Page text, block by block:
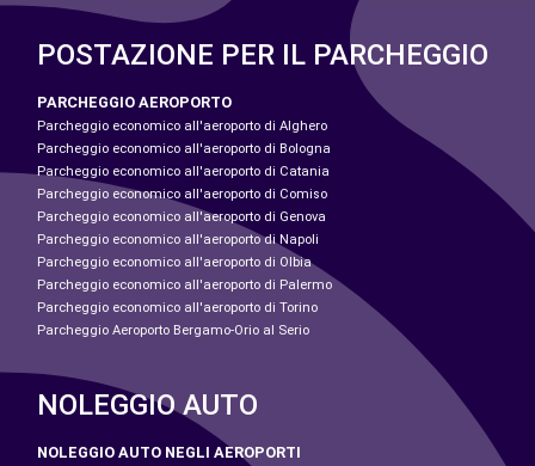
POSTAZIONE PER IL PARCHEGGIO
PARCHEGGIO AEROPORTO
Parcheggio economico all'aeroporto di Alghero
Parcheggio economico all'aeroporto di Bologna
Parcheggio economico all'aeroporto di Catania
Parcheggio economico all'aeroporto di Comiso
Parcheggio economico all'aeroporto di Genova
Parcheggio economico all'aeroporto di Napoli
Parcheggio economico all'aeroporto di Olbia
Parcheggio economico all'aeroporto di Palermo
Parcheggio economico all'aeroporto di Torino
Parcheggio Aeroporto Bergamo-Orio al Serio
NOLEGGIO AUTO
NOLEGGIO AUTO NEGLI AEROPORTI